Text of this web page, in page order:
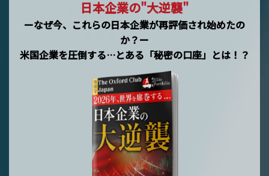
日本企業の"大逆襲"
ーなぜ今、これらの日本企業が再評価され始めたの
か？ー
米国企業を圧倒する…とある「秘密の口座」とは！？